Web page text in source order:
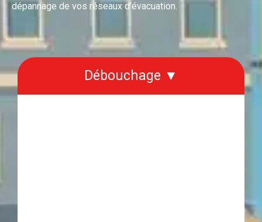
dépannage de vos réseaux d’évacuation.
Débouchage ▼